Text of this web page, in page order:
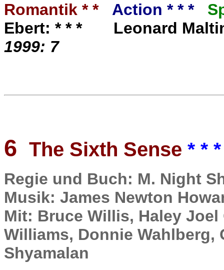
Romantik * * Action * * *
Ebert: * * * Leonard
1999: 7
6 The Sixth Sense * *
Regie und Buch: M. Night
Musik: James Newton
Mit: Bruce Willis, Haley
Williams, Donnie Wahlberg,
Shyamalan